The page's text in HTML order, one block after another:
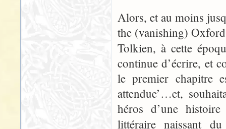
Alors, et au moins
the (vanishing)
Tolkien, à cette
continue d’écrire, et
le premier chapitre
attendue’…et,
héros d’une
littéraire naissant